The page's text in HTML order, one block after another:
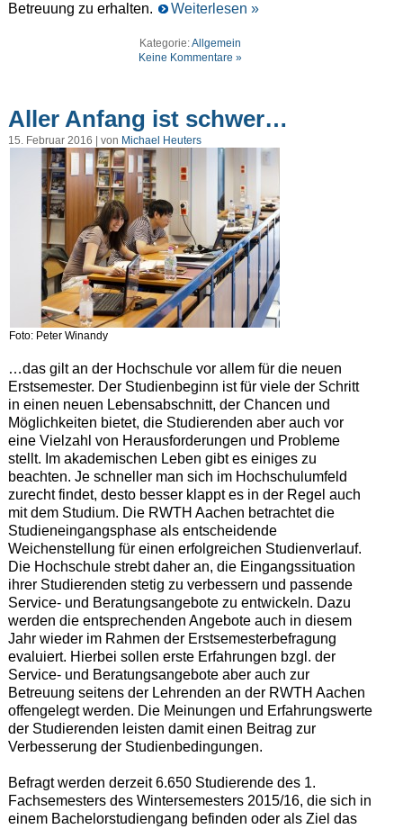
Betreuung zu erhalten.
Weiterlesen »
Kategorie:Allgemein
Keine Kommentare »
Aller Anfang ist schwer…
15. Februar 2016 | von Michael Heuters
Foto: Peter Winandy
…das gilt an der Hochschule vor allem für die neuen
Erstsemester. Der Studienbeginn ist für viele der Schritt
in einen neuen Lebensabschnitt, der Chancen und
Möglichkeiten bietet, die Studierenden aber auch vor
eine Vielzahl von Herausforderungen und Probleme
stellt. Im akademischen Leben gibt es einiges zu
beachten. Je schneller man sich im Hochschulumfeld
zurecht findet, desto besser klappt es in der Regel auch
mit dem Studium. Die RWTH Aachen betrachtet die
Studieneingangsphase als entscheidende
Weichenstellung für einen erfolgreichen Studienverlauf.
Die Hochschule strebt daher an, die Eingangssituation
ihrer Studierenden stetig zu verbessern und passende
Service- und Beratungsangebote zu entwickeln. Dazu
werden die entsprechenden Angebote auch in diesem
Jahr wieder im Rahmen der Erstsemesterbefragung
evaluiert. Hierbei sollen erste Erfahrungen bzgl. der
Service- und Beratungsangebote aber auch zur
Betreuung seitens der Lehrenden an der RWTH Aachen
offengelegt werden. Die Meinungen und Erfahrungswerte
der Studierenden leisten damit einen Beitrag zur
Verbesserung der Studienbedingungen.
Befragt werden derzeit 6.650 Studierende des 1.
Fachsemesters des Wintersemesters 2015/16, die sich in
einem Bachelorstudiengang befinden oder als Ziel das